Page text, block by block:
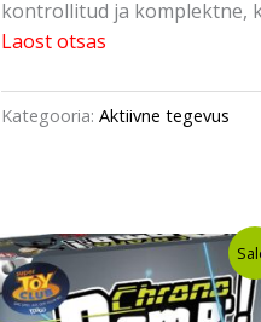
kontrollitud ja komplektne,
Laost otsas
Kategooria: Aktiivne tegevus
Algne
hind
oli:
€17,99.
Current
price
is:
€15,99.